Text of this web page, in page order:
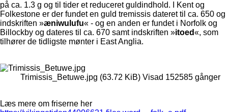
på ca. 1.3 g og til tider et reduceret guldindhold. I Kent og
Folkestone er der fundet en guld tremissis dateret til ca. 650 og
indskriften »æniwulufu« - og en anden er fundet i Norfolk og
Billockby og dateres til ca. 670 samt indskriften »itoed«, som
tilhører de tidligste mønter i East Anglia.
Trimissis_Betuwe.jpg (63.72 KiB) Visad 152585 gånger
Læs mere om friserne her